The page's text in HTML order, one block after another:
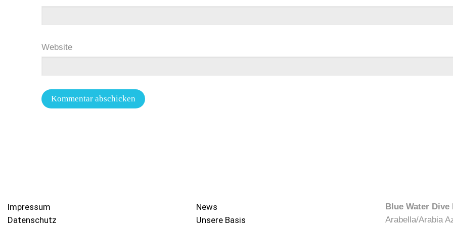
Website
Impressum
Datenschutz
News
Unsere Basis
Blue Water Dive
Arabella/Arabia